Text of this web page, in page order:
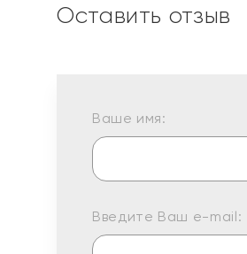
Оставить отзыв
Ваше имя:
Введите Ваш e-mail: